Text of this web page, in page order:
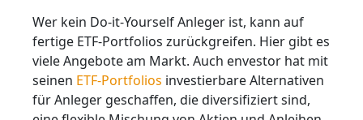
Wer kein Do-it-Yourself Anleger ist, kann auf
fertige ETF-Portfolios zurückgreifen. Hier gibt es
viele Angebote am Markt. Auch envestor hat mit
seinen ETF-Portfolios investierbare Alternativen
für Anleger geschaffen, die diversifiziert sind,